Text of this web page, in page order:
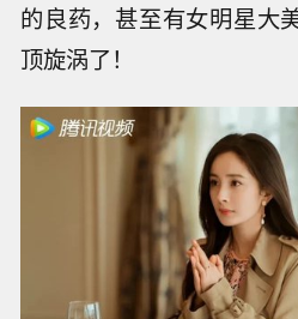
的良药，甚至有女明星大
顶旋涡了！